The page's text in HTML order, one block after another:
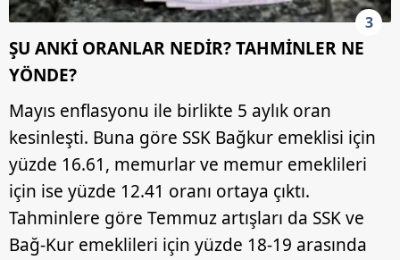
3
ŞU ANKİ ORANLAR NEDİR? TAHMİNLER NE
YÖNDE?
Mayıs enflasyonu ile birlikte 5 aylık oran
kesinleşti. Buna göre SSK Bağkur emeklisi için
yüzde 16.61, memurlar ve memur emeklileri
için ise yüzde 12.41 oranı ortaya çıktı.
Tahminlere göre Temmuz artışları da SSK ve
Bağ-Kur emeklileri için yüzde 18-19 arasında